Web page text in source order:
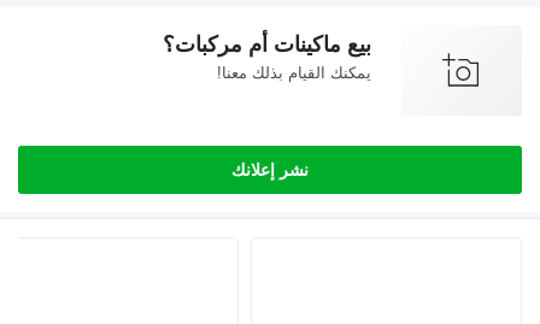
بيع ماكينات أم مركبات؟
يمكنك القيام بذلك معنا!
نشر إعلانك